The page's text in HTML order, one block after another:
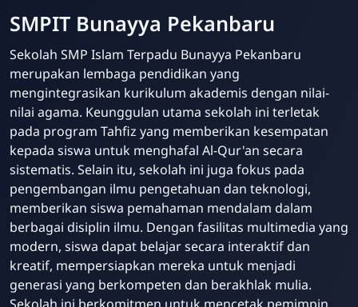
SMPIT Bunayya Pekanbaru
Sekolah SMP Islam Terpadu Bunayya Pekanbaru
merupakan lembaga pendidikan yang
mengintegrasikan kurikulum akademis dengan nilai-
nilai agama. Keunggulan utama sekolah ini terletak
pada program Tahfiz yang memberikan kesempatan
kepada siswa untuk menghafal Al-Qur'an secara
sistematis. Selain itu, sekolah ini juga fokus pada
pengembangan ilmu pengetahuan dan teknologi,
memberikan siswa pemahaman mendalam dalam
berbagai disiplin ilmu. Dengan fasilitas multimedia yang
modern, siswa dapat belajar secara interaktif dan
kreatif, mempersiapkan mereka untuk menjadi
generasi yang berkompeten dan berakhlak mulia.